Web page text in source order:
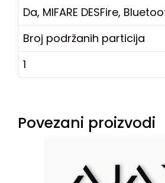
Da, MIFARE DESFire,
Broj podržanih particija
1
Povezani proizvodi